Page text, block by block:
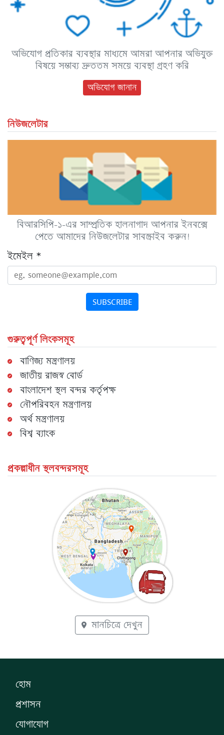
অভিযোগ প্রতিকার ব্যবস্থার মাধ্যমে আমরা আপনার অভিযুক্ত
বিষয়ে সম্ভাব্য দ্রুততম সময়ে ব্যবস্থা গ্রহণ করি
অভিযোগ জানান
নিউজলেটার
বিআরসিপি-১-এর সাম্প্রতিক হালনাগাদ আপনার ইনবক্সে
পেতে আমাদের নিউজলেটার সাবস্ক্রাইব করুন!
ইমেইল *
SUBSCRIBE
গুরুত্বপূর্ণ লিংকসমূহ
বাণিজ্য মন্ত্রণালয়
জাতীয় রাজস্ব বোর্ড
বাংলাদেশ স্থল বন্দর কর্তৃপক্ষ
নৌপরিবহন মন্ত্রণালয়
অর্থ মন্ত্রণালয়
বিশ্ব ব্যাংক
প্রকল্পাধীন স্থলবন্দরসমূহ
মানচিত্রে দেখুন
হোম
প্রশাসন
যোগাযোগ